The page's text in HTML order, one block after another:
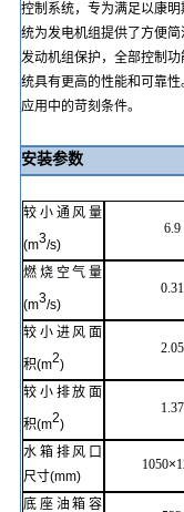
控制系统，专为满足以康明
统为发电机组提供了方便
发动机组保护，全部控制
统具有更高的性能和可靠
应用中的苛刻条件。
安装参数
较小通风量
(m
3
/s)
6.9
燃烧空气量
(m
3
/s)
0.31
较小进风面
积(m
2
)
2.05
较小排放面
积(m
2
)
1.37
水箱排风口
尺寸(mm)
1050×
底座 油箱容